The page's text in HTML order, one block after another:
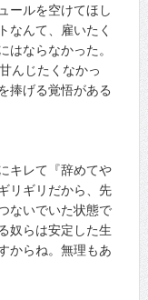
ールを空けてほし
なんて、雇いたく
ならなかった。
んじたくなかっ
捧げる覚悟がある
キレて『辞めてや
リギリだから、先
ないでいた状態で
奴らは安定した生
からね。無理もあ